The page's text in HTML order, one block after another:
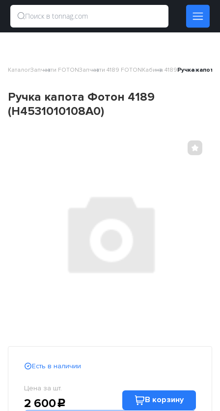
КаталогЗапчасти FOTONЗапчасти 4189 FOTONКабина 4189Ручка капота
Ручка капота Фотон 4189
(H4531010108A0)
Есть в наличии
Цена за шт.
2 600c В корзину